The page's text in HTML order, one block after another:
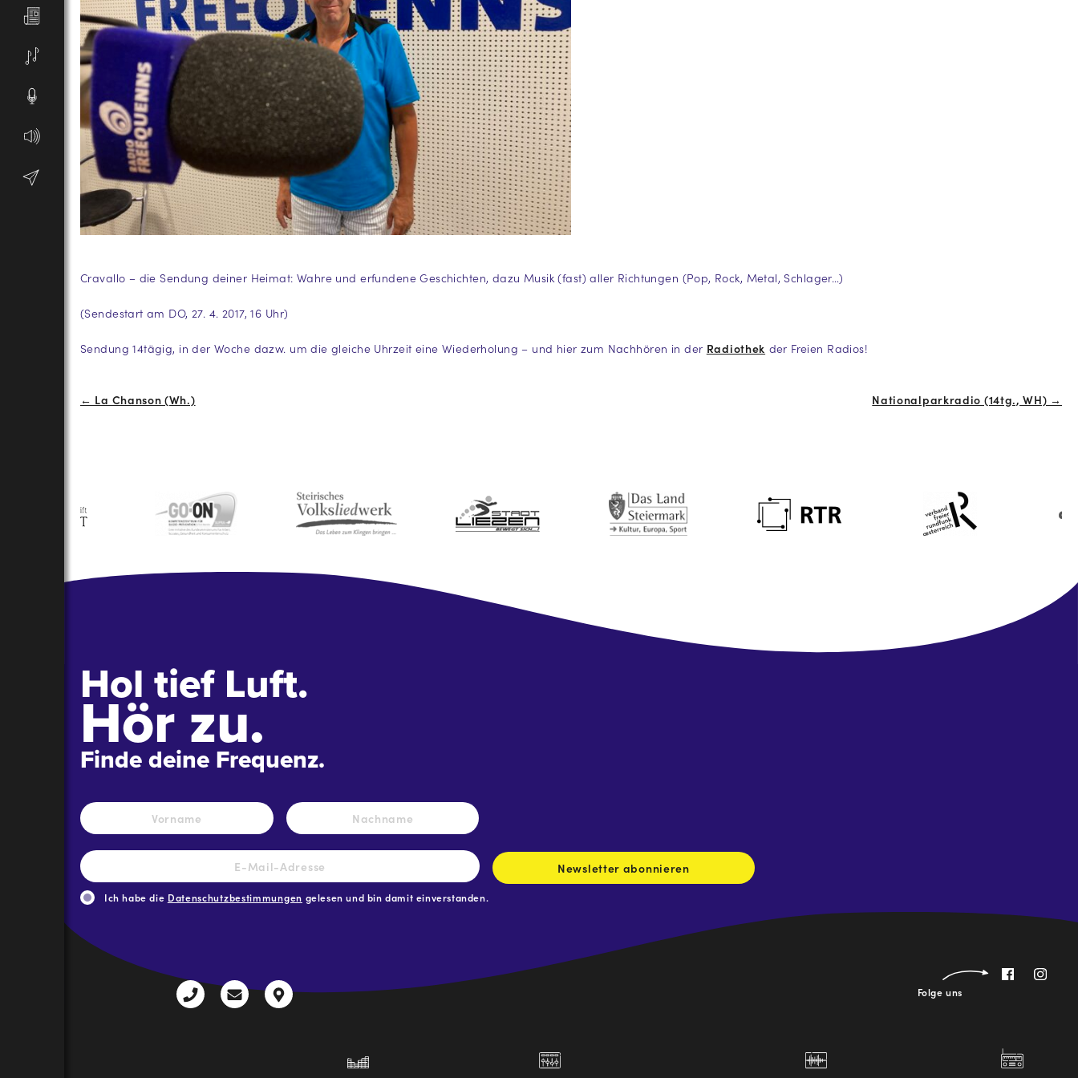
Cravallo – die Sendung deiner Heimat: Wahre und erfundene Geschichten, dazu Musik (fast) aller Richtungen (Pop, Rock, Metal, Schlager…)
(Sendestart am DO, 27. 4. 2017, 16 Uhr)
Sendung 14tägig, in der Woche dazw. um die gleiche Uhrzeit eine Wiederholung – und hier zum Nachhören in der Radiothek der Freien Radios!
← La Chanson (Wh.) Nationalparkradio (14tg., WH) →
Hol tief Luft.
Hör zu.
Finde deine Frequenz.
Name *
Vorname Nachname
E-
Mail-
Adresse *
Newsletter abonnieren
Ich habe die Datenschutzbestimmungen gelesen und bin damit einverstanden.
Folge uns
+43
radio@freequenns.at
Kulturhausstraße